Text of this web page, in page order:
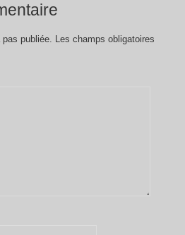
publiée. Les champs obligatoires